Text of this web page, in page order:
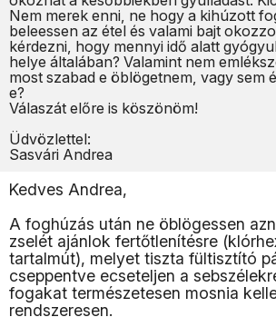
Nem merek enni, ne hogy a kihúzott
beleessen az étel és valami bajt
kérdezni, hogy mennyi idő alatt
helye általában? Valamint nem
most szabad e öblögetnem, vagy sem
e?
Válaszát előre is köszönöm!
Üdvözlettel:
Sasvári Andrea
Kedves Andrea,
A foghúzás után ne öblögessen
zselét ajánlok fertőtlenítésre
tartalmút), melyet tiszta fültisztító
cseppentve ecseteljen a
fogakat természetesen mosnia
rendszeresen.